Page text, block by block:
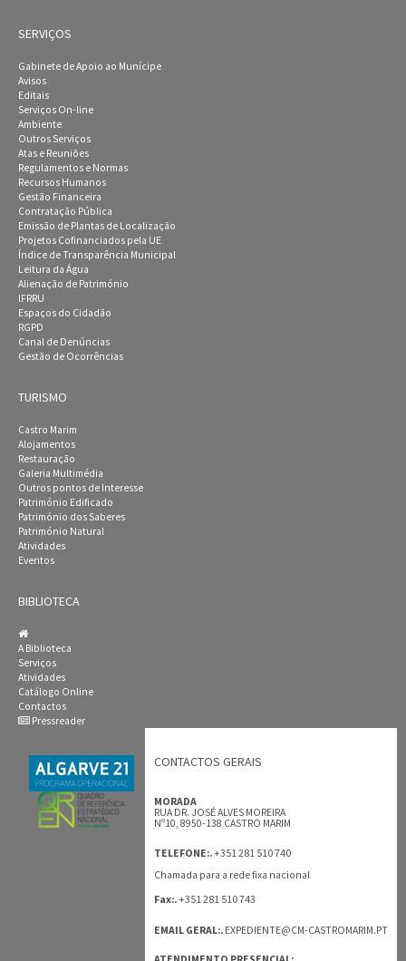
SERVIÇOS
Gabinete de Apoio ao Munícipe
Avisos
Editais
Serviços On-line
Ambiente
Outros Serviços
Atas e Reuniões
Regulamentos e Normas
Recursos Humanos
Gestão Financeira
Contratação Pública
Emissão de Plantas de Localização
Projetos Cofinanciados pela UE
Índice de Transparência Municipal
Leitura da Água
Alienação de Património
IFRRU
Espaços do Cidadão
RGPD
Canal de Denúncias
Gestão de Ocorrências
TURISMO
Castro Marim
Alojamentos
Restauração
Galeria Multimédia
Outros pontos de Interesse
Património Edificado
Património dos Saberes
Património Natural
Atividades
Eventos
BIBLIOTECA
A Biblioteca
Serviços
Atividades
Catálogo Online
Contactos
Pressreader
CONTACTOS GERAIS
MORADA
RUA DR. JOSÉ ALVES MOREIRA
Nº10, 8950-138 CASTRO MARIM
TELEFONE:.+351 281 510 740
Chamada para a rede fixa nacional
Fax:.+351 281 510 743
EMAIL GERAL:. EXPEDIENTE@CM-CASTROMARIM.PT